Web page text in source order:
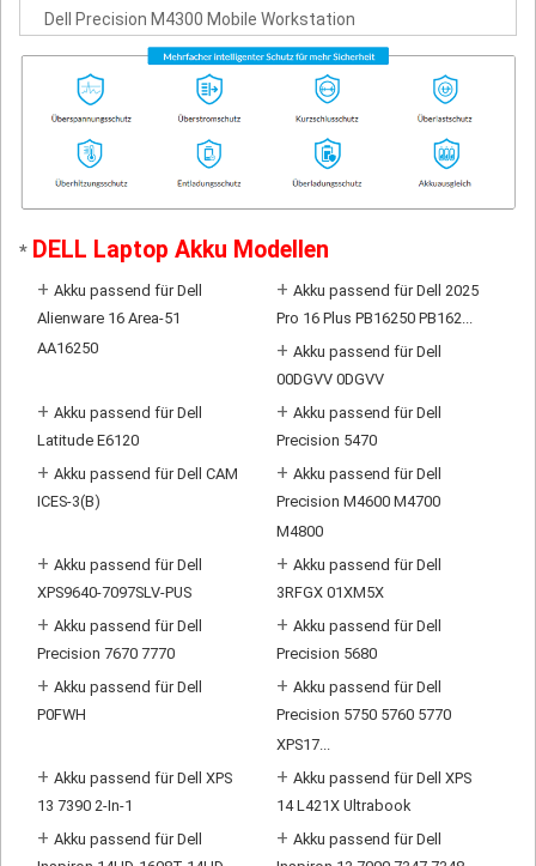
Dell Precision M4300 Mobile Workstation
* DELL Laptop Akku Modellen
+ Akku passend für Dell
Alienware 16 Area-51
AA16250
+ Akku passend für Dell 2025
Pro 16 Plus PB16250 PB162...
+ Akku passend für Dell
00DGVV 0DGVV
+ Akku passend für Dell
Latitude E6120
+ Akku passend für Dell
Precision 5470
+ Akku passend für Dell CAM
ICES-3(B)
+ Akku passend für Dell
Precision M4600 M4700
M4800
+ Akku passend für Dell
XPS9640-7097SLV-PUS
+ Akku passend für Dell
3RFGX 01XM5X
+ Akku passend für Dell
Precision 7670 7770
+ Akku passend für Dell
Precision 5680
+ Akku passend für Dell
P0FWH
+ Akku passend für Dell
Precision 5750 5760 5770
XPS17...
+ Akku passend für Dell XPS
13 7390 2-In-1
+ Akku passend für Dell XPS
14 L421X Ultrabook
+ Akku passend für Dell + Akku passend für Dell